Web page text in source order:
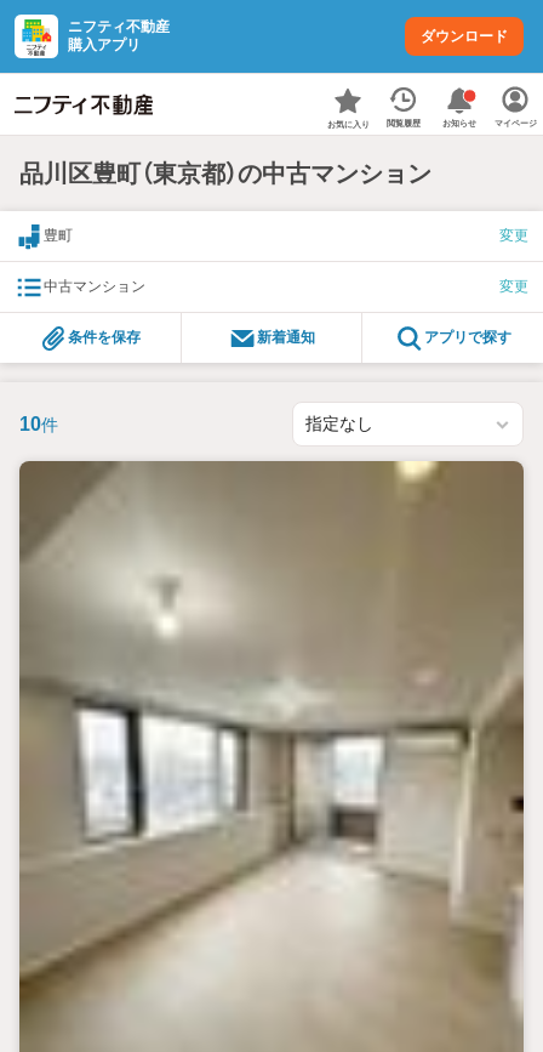
ニフティ不動産
購入アプリ
ダウンロード
お気に入り 閲覧履歴 お知らせ マイページ
品川区豊町（東京都）の中古マンション
豊町 変更
中古マンション 変更
条件を保存 新着通知 アプリで探す
10件